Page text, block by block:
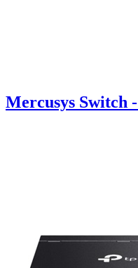
Mercusys Switch